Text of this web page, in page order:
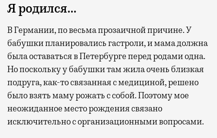
Я родился…
В Германии, по весьма прозаичной причине. У
бабушки планировались гастроли, и мама должна
была оставаться в Петербурге перед родами одна.
Но поскольку у бабушки там жила очень близкая
подруга, как-то связанная с медициной, решено
было взять маму рожать с собой. Поэтому мое
неожиданное место рождения связано
исключительно с организационными вопросами.